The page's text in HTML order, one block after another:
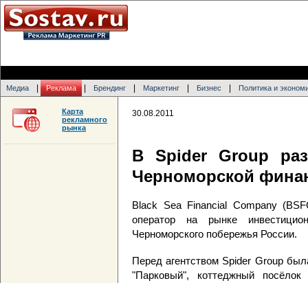
Медиа Реклама Брендинг Маркетинг Бизнес Политика и
30.08.2011
В Spider Group
Черноморской
Black Sea Financial Company
оператор на рынке
Черноморского побережья России.
Перед агентством Spider Group
"Парковый", коттеджный
Карта
рекламного
рынка